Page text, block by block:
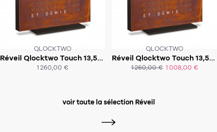
QLOCKTWO
Réveil Qlocktwo Touch 13,5x13,5 cm en langue Arabe
1 260,00 €
SOUS 2-4 SEMAINES!
ACHAT EXPRESS
QLOCKTWO
Réveil Qlocktwo Touch 13,5x13,5 cm en langue française
1 260,00 € 1 008,00 €
ACHAT EXPRESS
voir toute la sélection Réveil